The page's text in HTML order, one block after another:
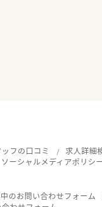
フの口コミ 求人詳細
ソーシャルメディアポリシ
のお問い合わせフォーム